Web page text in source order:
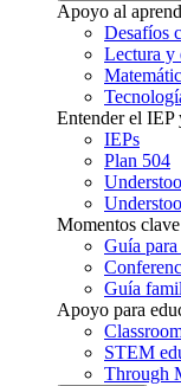
Apoyo al
Desafíos
Lectura y
Entender el IEP
IEPs
Plan 504
Momentos clave
Guía para
Guía
Apoyo para
STEM
Through